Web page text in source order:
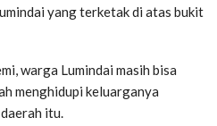
yang terketak di atas bukit
warga Lumindai masih bisa
menghidupi keluarganya
itu.